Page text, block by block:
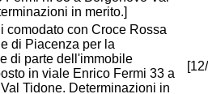
in merito.]
comodato con Croce Rossa
di Piacenza per la
di parte dell'immobile
in viale Enrico Fermi 33 a
Tidone. Determinazioni in